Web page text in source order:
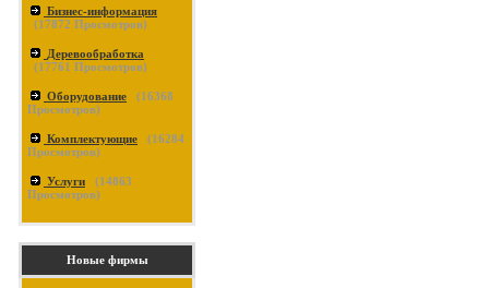
Бизнес-информация
(17872 Просмотров)
Деревообработка
(17761 Просмотров)
Оборудование (16368
Просмотров)
Комплектующие (16284
Просмотров)
Услуги (14863
Просмотров)
Новые фирмы